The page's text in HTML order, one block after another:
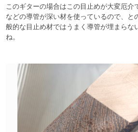
このギターの場合はこの目止めが大変厄介
などの導管が深い材を使っているので、と
般的な目止め材ではうまく導管が埋まらな
ね。